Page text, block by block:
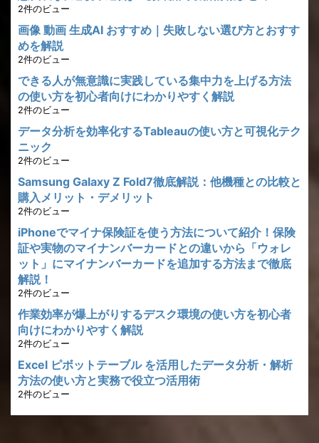
2件のビュー
画像 動画 生成AI おすすめ｜失敗しない選び方とおすす
めを解説
2件のビュー
できる人が無意識に実践している集中力を上げる方法
の使い方を初心者向けにわかりやすく解説
2件のビュー
データ分析を効率化するTableauの使い方と可視化テク
ニック
2件のビュー
Samsung Galaxy Z Fold7徹底解説：他機種との比較と
購入メリット・デメリット
2件のビュー
iPhoneでマイナ保険証を使う方法について紹介！保険
証や実物のマイナンバーカードとの違いから「ウォレ
ット」にマイナンバーカードを追加する方法まで徹底
解説！
2件のビュー
作業効率が爆上がりするデスク環境の使い方を初心者
向けにわかりやすく解説
2件のビュー
Excel ピボットテーブル を活用したデータ分析・解析
方法の使い方と実務で役立つ活用術
2件のビュー